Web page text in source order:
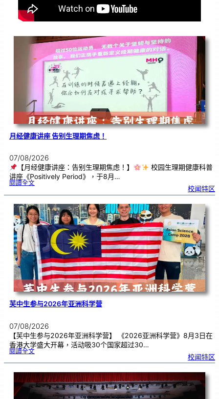
月经健康讲座 告别生理期焦虑！
07/08/2026
【月经健康讲座：告别生理期焦虑！】
校园生理期健康科普
讲座《Positively Period》，于8月…
閱讀全文:月
康
座
告
别
生
理
期
焦
虑
！
校闻特区
芙中生参与2026年亚洲科学营
07/08/2026
【芙中生参与2026年亚洲科学营】 《2026亚洲科学营》8月3日在
香港大学盛大开幕，活动吸30个国家超过30…
閱讀全文:芙
参
2
0
2
6
年
亚
洲科
校闻特区